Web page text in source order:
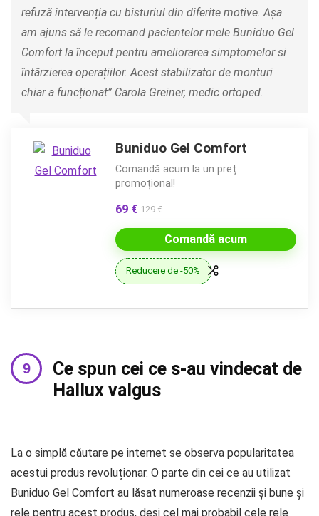
refuză intervenția cu bisturiul din diferite motive. Așa
am ajuns să le recomand pacientelor mele Buniduo Gel
Comfort la început pentru ameliorarea simptomelor si
întârzierea operațiilor. Acest stabilizator de monturi
chiar a funcționat” Carola Greiner, medic ortoped.
Buniduo Gel Comfort
Comandă acum la un preț
promoțional!
69 € 129 €
Comandă acum
Reducere de -50%
Ce spun cei ce s-au vindecat de
Hallux valgus
La o simplă căutare pe internet se observa popularitatea
acestui produs revoluționar. O parte din cei ce au utilizat
Buniduo Gel Comfort au lăsat numeroase recenzii și bune și
rele pentru acest produs, deși cel mai probabil cele rele